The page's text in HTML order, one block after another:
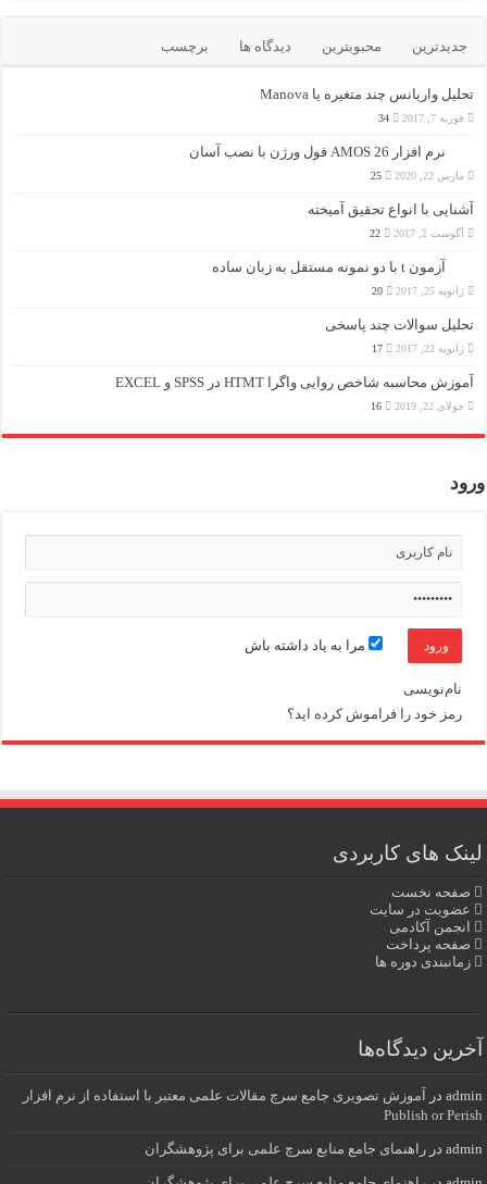
جدیدترین محبوبترین دیدگاه ها برچسب
تحلیل واریانس چند متغیره یا Manova
فوریه 7, 2017 34
نرم افزار AMOS 26 فول ورژن با نصب آسان
مارس 22, 2020 25
آشنایی با انواع تحقیق آمیخته
آگوست 2, 2017 22
آزمون t با دو نمونه مستقل به زبان ساده
ژانویه 25, 2017 20
تحلیل سوالات چند پاسخی
ژانویه 22, 2017 17
آموزش محاسبه شاخص روایی واگرا HTMT در SPSS و EXCEL
جولای 22, 2019 16
ورود
مرا به یاد داشته باش
نام‌نویسی
رمز خود را فراموش کرده اید؟
لینک های کاربردی
صفحه نخست
عضویت در سایت
انجمن آکادمی
صفحه پرداخت
زمانبندی دوره ها
آخرین دیدگاه‌ها
admin در
آموزش تصویری جامع سرچ مقالات علمی معتبر با استفاده از نرم افزار
Publish or Perish
admin درراهنمای جامع منابع سرچ علمی برای پژوهشگران